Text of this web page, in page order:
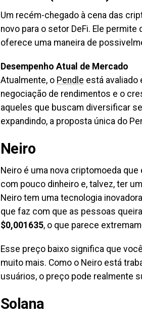
Um recém-chegado à cena das
novo para o setor DeFi. Ele
oferece uma maneira de
Desempenho Atual de Mercado
Atualmente, o Pendle está avaliado
negociação de rendimentos e o
aqueles que buscam diversificar
expandindo, a proposta única do
Neiro
Neiro é uma nova criptomoeda
com pouco dinheiro e, talvez, ter
Neiro tem uma tecnologia
que faz com que as pessoas
$0,001635, o que parece
Esse preço baixo significa que
muito mais. Como o Neiro está
usuários, o preço pode realmente
Solana